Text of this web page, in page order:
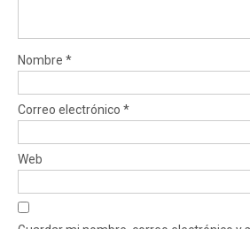
Nombre *
Correo electrónico *
Web